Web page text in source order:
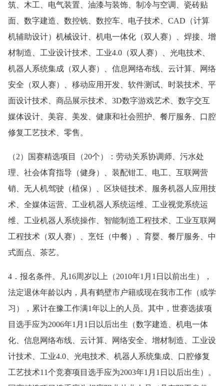
筑、木工、电气装置、油漆与装饰、制冷与空调、瓷砖贴
面、数字建造、数控铣、数控车、电子技术、CAD（计算
机辅助设计）机械设计、机电一体化（双人赛）、焊接、增
材制造、工业设计技术、工业4.0（双人赛）、光电技术、
机器人系统集成（双人赛）、信息网络布线、云计算、网络
安全（双人赛）、移动应用开发、软件测试、时装技术、平
面设计技术、商品展示技术、3D数字游戏艺术、数字交互
媒体设计、美容、美发、健康和社会照护、餐厅服务、口腔
修复工艺技术、零售。
（2）国赛精选项目（20个）：劳动关系协调师、污水处
理、社会体育指导（健身）、装配钳工、电工、互联网营
销、无人机驾驶（植保）、区块链技术、服务机器人应用技
术、全媒体运营、工业机器人系统运维、工业视觉系统运
维、工业机器人系统操作、智能制造工程技术、工业互联网
工程技术（双人赛）、烹饪（中餐）、育婴、餐厅服务、中
式面点、茶艺。
4．报名条件。凡16周岁以上（2010年1月1日以前出生），
法定退休年龄以内，具有鹤壁市户籍或现在我市工作（或学
习），累计在豫工作满1年以上的人员。其中，世赛选拔项
目选手应为2006年1月1日以后出生（数字建造、机电一体
化、信息网络布线、云计算、网络安全、增材制造、工业设
计技术、工业4.0、光电技术、机器人系统集成、口腔修复
工艺技术11个竞赛项目选手应为2003年1月1日以后出生）。